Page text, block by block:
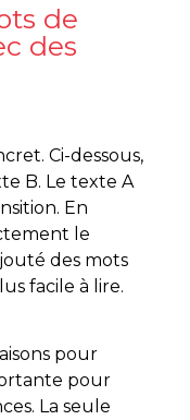
de
des
Ci-dessous,
B. Le texte A
En
le
des mots
facile à lire.
pour
pour
La seule